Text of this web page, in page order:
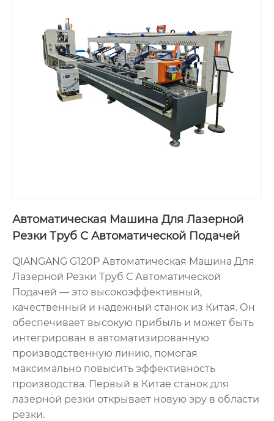
Автоматическая Машина Для Лазерной
Резки Труб С Автоматической Подачей
QIANGANG G120P Автоматическая Машина Для
Лазерной Резки Труб С Автоматической
Подачей — это высокоэффективный,
качественный и надежный станок из Китая. Он
обеспечивает высокую прибыль и может быть
интегрирован в автоматизированную
производственную линию, помогая
максимально повысить эффективность
производства. Первый в Китае станок для
лазерной резки открывает новую эру в области
резки.